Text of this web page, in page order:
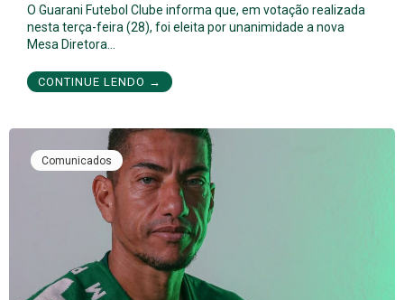
O Guarani Futebol Clube informa que, em votação realizada
nesta terça-feira (28), foi eleita por unanimidade a nova
Mesa Diretora…
CONTINUE LENDO →
Comunicados